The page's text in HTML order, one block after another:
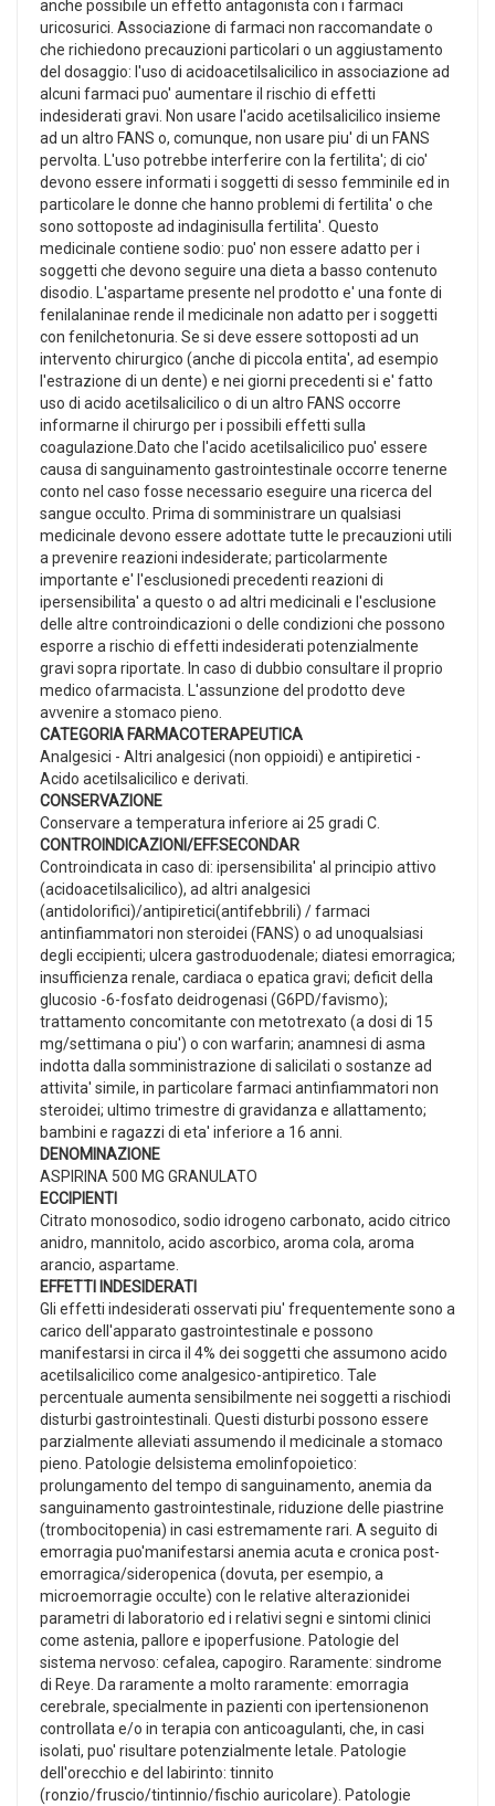
anche possibile un effetto antagonista con i farmaci
uricosurici. Associazione di farmaci non raccomandate o
che richiedono precauzioni particolari o un aggiustamento
del dosaggio: l'uso di acidoacetilsalicilico in associazione ad
alcuni farmaci puo' aumentare il rischio di effetti
indesiderati gravi. Non usare l'acido acetilsalicilico insieme
ad un altro FANS o, comunque, non usare piu' di un FANS
pervolta. L'uso potrebbe interferire con la fertilita'; di cio'
devono essere informati i soggetti di sesso femminile ed in
particolare le donne che hanno problemi di fertilita' o che
sono sottoposte ad indaginisulla fertilita'. Questo
medicinale contiene sodio: puo' non essere adatto per i
soggetti che devono seguire una dieta a basso contenuto
disodio. L'aspartame presente nel prodotto e' una fonte di
fenilalaninae rende il medicinale non adatto per i soggetti
con fenilchetonuria. Se si deve essere sottoposti ad un
intervento chirurgico (anche di piccola entita', ad esempio
l'estrazione di un dente) e nei giorni precedenti si e' fatto
uso di acido acetilsalicilico o di un altro FANS occorre
informarne il chirurgo per i possibili effetti sulla
coagulazione.Dato che l'acido acetilsalicilico puo' essere
causa di sanguinamento gastrointestinale occorre tenerne
conto nel caso fosse necessario eseguire una ricerca del
sangue occulto. Prima di somministrare un qualsiasi
medicinale devono essere adottate tutte le precauzioni utili
a prevenire reazioni indesiderate; particolarmente
importante e' l'esclusionedi precedenti reazioni di
ipersensibilita' a questo o ad altri medicinali e l'esclusione
delle altre controindicazioni o delle condizioni che possono
esporre a rischio di effetti indesiderati potenzialmente
gravi sopra riportate. In caso di dubbio consultare il proprio
medico ofarmacista. L'assunzione del prodotto deve
avvenire a stomaco pieno.
CATEGORIA FARMACOTERAPEUTICA
Analgesici - Altri analgesici (non oppioidi) e antipiretici -
Acido acetilsalicilico e derivati.
CONSERVAZIONE
Conservare a temperatura inferiore ai 25 gradi C.
CONTROINDICAZIONI/EFF.SECONDAR
Controindicata in caso di: ipersensibilita' al principio attivo
(acidoacetilsalicilico), ad altri analgesici
(antidolorifici)/antipiretici(antifebbrili) / farmaci
antinfiammatori non steroidei (FANS) o ad unoqualsiasi
degli eccipienti; ulcera gastroduodenale; diatesi emorragica;
insufficienza renale, cardiaca o epatica gravi; deficit della
glucosio -6-fosfato deidrogenasi (G6PD/favismo);
trattamento concomitante con metotrexato (a dosi di 15
mg/settimana o piu') o con warfarin; anamnesi di asma
indotta dalla somministrazione di salicilati o sostanze ad
attivita' simile, in particolare farmaci antinfiammatori non
steroidei; ultimo trimestre di gravidanza e allattamento;
bambini e ragazzi di eta' inferiore a 16 anni.
DENOMINAZIONE
ASPIRINA 500 MG GRANULATO
ECCIPIENTI
Citrato monosodico, sodio idrogeno carbonato, acido citrico
anidro, mannitolo, acido ascorbico, aroma cola, aroma
arancio, aspartame.
EFFETTI INDESIDERATI
Gli effetti indesiderati osservati piu' frequentemente sono a
carico dell'apparato gastrointestinale e possono
manifestarsi in circa il 4% dei soggetti che assumono acido
acetilsalicilico come analgesico-antipiretico. Tale
percentuale aumenta sensibilmente nei soggetti a rischiodi
disturbi gastrointestinali. Questi disturbi possono essere
parzialmente alleviati assumendo il medicinale a stomaco
pieno. Patologie delsistema emolinfopoietico:
prolungamento del tempo di sanguinamento, anemia da
sanguinamento gastrointestinale, riduzione delle piastrine
(trombocitopenia) in casi estremamente rari. A seguito di
emorragia puo'manifestarsi anemia acuta e cronica post-
emorragica/sideropenica (dovuta, per esempio, a
microemorragie occulte) con le relative alterazionidei
parametri di laboratorio ed i relativi segni e sintomi clinici
come astenia, pallore e ipoperfusione. Patologie del
sistema nervoso: cefalea, capogiro. Raramente: sindrome
di Reye. Da raramente a molto raramente: emorragia
cerebrale, specialmente in pazienti con ipertensionenon
controllata e/o in terapia con anticoagulanti, che, in casi
isolati, puo' risultare potenzialmente letale. Patologie
dell'orecchio e del labirinto: tinnito
(ronzio/fruscio/tintinnio/fischio auricolare). Patologie